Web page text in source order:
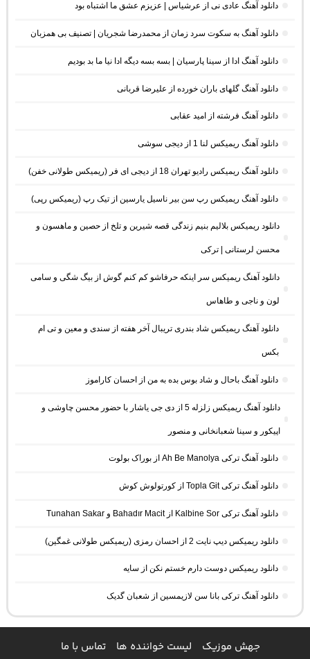
دانلود آهنگ عادی نی از عرشیاس | عزیزم عشق ما اشتباه بود
دانلود آهنگ به سکوت سرد زمان از محمدرضا شجریان | تصنیف بی همزبان
دانلود آهنگ ادا از سینا پارسیان | بسه بسه دیگه ادا نیا ما بد بودیم
دانلود آهنگ گلهای باران خورده از علیرضا قربانی
دانلود آهنگ فرشته از امید عقابی
دانلود آهنگ ریمیکس لنا 1 از دیجی سوشی
دانلود آهنگ ریمیکس رادیو تهران 18 از دیجی ای فر (ریمیکس طولانی خفن)
دانلود آهنگ ریمیکس رپ سن بیر ناسیل یارسین از تیک رپ (ریمیکس رپی)
دانلود ریمیکس بلالیم بنیم زندگی قصه شیرین و تلخ از حصین و ماهسون و
محسن لرستانی | ترکی
دانلود آهنگ ریمیکس سر اینکه حرفاشو کم کنم گوش از بیگ شگی و سامی
لون و ناجی و طاهاس
دانلود آهنگ ریمیکس شاد بندری تریبال آخر هفته از سندی و معین و تی ام
بکس
دانلود آهنگ باحال و شاد بوس بده به من از احسان کاراموز
دانلود آهنگ ریمیکس زلزله 5 از دی جی یاشار با حضور محسن چاوشی و
اپیکور و سینا شعبانخانی و منصور
دانلود آهنگ ترکی Ah Be Manolya از بوراک بولوت
دانلود آهنگ ترکی Topla Git از کورتولوش کوش
دانلود آهنگ ترکی Kalbine Sor از Bahadır Macit و Tunahan Sakar
دانلود ریمیکس دیپ نایت 2 از احسان رمزی (ریمیکس طولانی غمگین)
دانلود ریمیکس دوست دارم خستم نکن از سایه
دانلود آهنگ ترکی بانا سن لازیمسین از شعبان گدیک
جهش موزیک لیست خواننده ها تماس با ما